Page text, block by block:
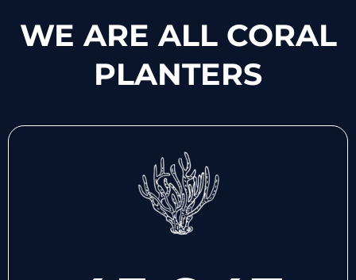
WE ARE ALL CORAL
PLANTERS